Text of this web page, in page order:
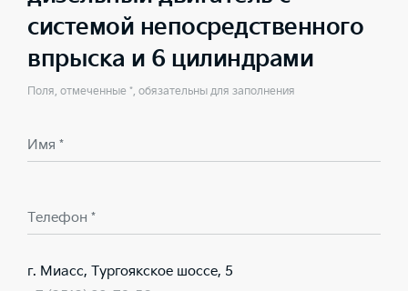
системой непосредственного
впрыска и 6 цилиндрами
Поля, отмеченные *, обязательны для заполнения
Имя *
Телефон *
г. Миасс, Тургоякское шоссе, 5